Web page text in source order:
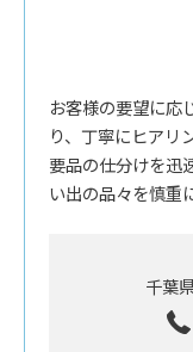
お客様の要望に応
り、丁寧にヒアリ
要品の仕分けを迅
い出の品々を慎重
千葉